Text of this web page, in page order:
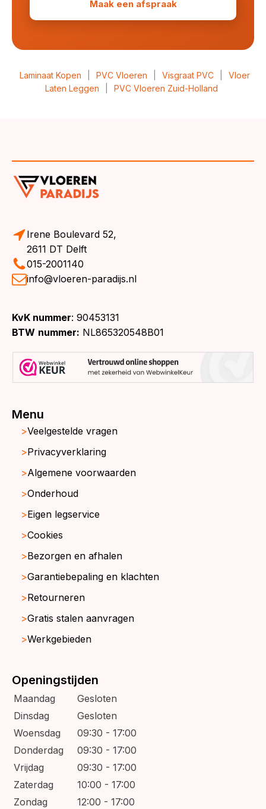
Maak een afspraak
Laminaat Kopen PVC Vloeren Visgraat PVC
Vloer
Laten Leggen
PVC Vloeren Zuid-Holland
Irene Boulevard 52,
2611 DT Delft
015-2001140
info@vloeren-paradijs.nl
KvK nummer: 90453131
BTW nummer: NL865320548B01
Menu
Veelgestelde vragen
Privacyverklaring
Algemene voorwaarden
Onderhoud
Eigen legservice
Cookies
Bezorgen en afhalen
Garantiebepaling en klachten
Retourneren
Gratis stalen aanvragen
Werkgebieden
Openingstijden
Maandag
Gesloten
Dinsdag
Gesloten
Woensdag
09:30 - 17:00
Donderdag
09:30 - 17:00
Vrijdag
09:30 - 17:00
Zaterdag
10:00 - 17:00
Zondag
12:00 - 17:00